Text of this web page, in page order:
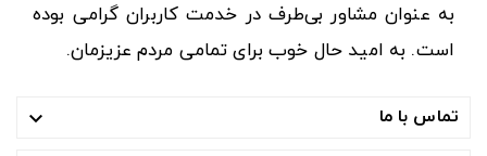
به عنوان مشاور بی‌طرف در خدمت کاربران گرامی بوده
است. به امید حال خوب برای تمامی مردم عزیزمان.
تماس با ما 